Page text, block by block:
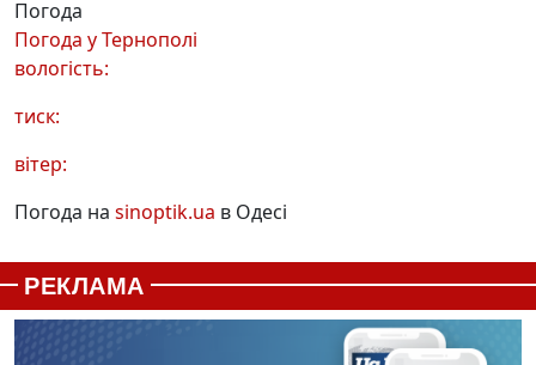
Погода
Погода уТернополі
вологість:
тиск:
вітер:
Погода на sinoptik.ua в Одесі
РЕКЛАМА